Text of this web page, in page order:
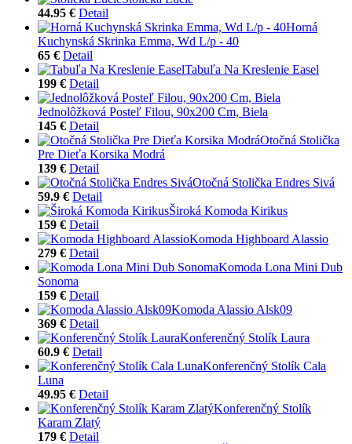
44.95 € Detail
Horná
Kuchynská Skrinka Emma, Wd L/p - 40
65 € Detail
Tabuľa Na Kreslenie Easel
199 € Detail
Jednolôžková Posteľ Filou, 90x200 Cm, Biela
145 € Detail
Otočná Stolička
Pre Dieťa Korsika Modrá
139 € Detail
Otočná Stolička Endres Sivá
59.9 € Detail
Široká Komoda Kirikus
159 € Detail
Komoda Highboard Alassio
279 € Detail
Komoda Lona Mini Dub
Sonoma
159 € Detail
Komoda Alassio Alsk09
369 € Detail
Konferenčný Stolík Laura
60.9 € Detail
Konferenčný Stolík Cala
Luna
49.95 € Detail
Konferenčný Stolík
Karam Zlatý
179 € Detail